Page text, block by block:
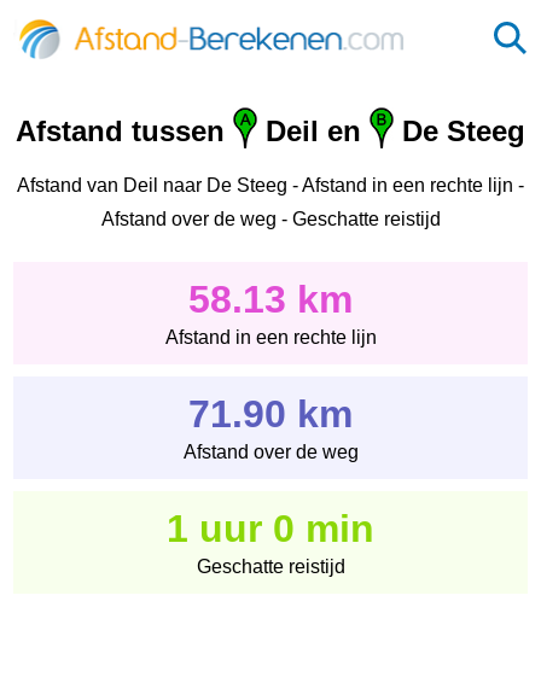
Afstand tussen Deil en De Steeg
Afstand van Deil naar De Steeg - Afstand in een rechte lijn -
Afstand over de weg - Geschatte reistijd
58.13 km
Afstand in een rechte lijn
71.90 km
Afstand over de weg
1 uur 0 min
Geschatte reistijd